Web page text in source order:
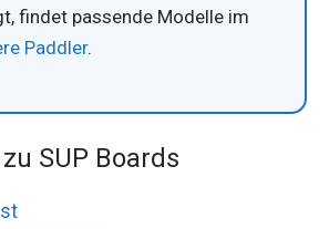
findet passende Modelle im
Paddler.
SUP Boards